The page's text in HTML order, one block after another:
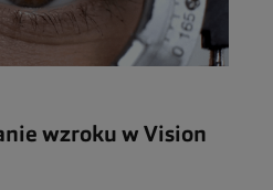
wzroku w Vision